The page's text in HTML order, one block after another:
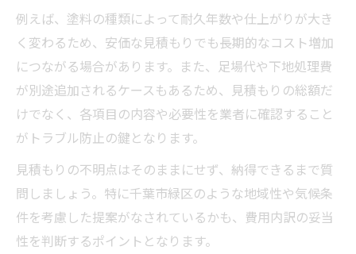
例えば、塗料の種類によって耐久年数や仕上がりが大き
く変わるため、安価な見積もりでも長期的なコスト増加
につながる場合があります。また、足場代や下地処理費
が別途追加されるケースもあるため、見積もりの総額だ
けでなく、各項目の内容や必要性を業者に確認すること
がトラブル防止の鍵となります。
見積もりの不明点はそのままにせず、納得できるまで質
問しましょう。特に千葉市緑区のような地域性や気候条
件を考慮した提案がなされているかも、費用内訳の妥当
性を判断するポイントとなります。